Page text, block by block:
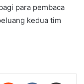
para pembaca
kedua tim